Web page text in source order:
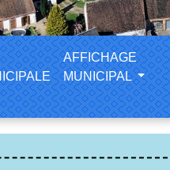
AFFICHAGE
MUNICIPAL